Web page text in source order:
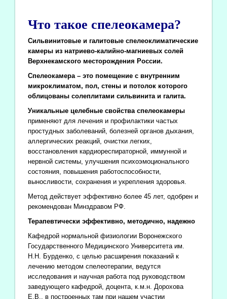
Что такое спелеокамера?
Сильвинитовые и галитовые спелеоклиматические
камеры из натриево-калийно-магниевых солей
Верхнекамского месторождения России.
Спелеокамера – это помещение с внутренним
микроклиматом, пол, стены и потолок которого
облицованы солеплитами сильвинита и галита.
Уникальные целебные свойства спелеокамеры
применяют для лечения и профилактики частых
простудных заболеваний, болезней органов дыхания,
аллергических реакций, очистки легких,
восстановления кардиореспираторной, иммунной и
нервной системы, улучшения психоэмоционального
состояния, повышения работоспособности,
выносливости, сохранения и укрепления здоровья.
Метод действует эффективно более 45 лет, одобрен и
рекомендован Минздравом РФ.
Терапевтически эффективно, методично, надежно
Кафедрой нормальной физиологии Воронежского
Государственного Медицинского Университета им.
Н.Н. Бурденко, с целью расширения показаний к
лечению методом спелеотерапии, ведутся
исследования и научная работа под руководством
заведующего кафедрой, доцента, к.м.н. Дорохова
Е.В., в построенных там при нашем участии